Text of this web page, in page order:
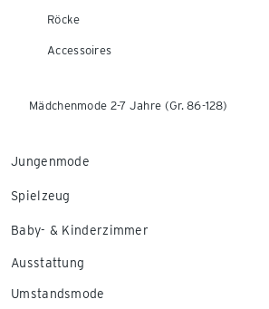
Röcke
Accessoires
Mädchenmode 2-7 Jahre (Gr. 86-128)
Jungenmode
Spielzeug
Baby- & Kinderzimmer
Ausstattung
Umstandsmode